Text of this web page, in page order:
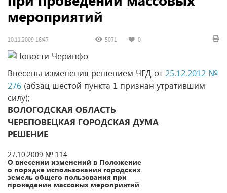
мероприятий
10.11.2009 16:47 5071 0
Внесены изменения решением ЧГД от 25.12.2012 №
276 (абзац шестой пункта 1 признан утратившим
силу);
ВОЛОГОДСКАЯ ОБЛАСТЬ
ЧЕРЕПОВЕЦКАЯ ГОРОДСКАЯ ДУМА
РЕШЕНИЕ
27.10.2009 № 114
О внесении изменений в Положение
о порядке использования городских
земель общего пользования при
проведении массовых мероприятий